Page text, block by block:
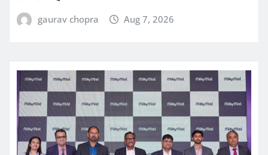
gaurav chopra Aug 7, 2026